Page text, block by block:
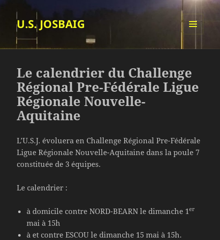
U.S. JOSBAIG
ET
Le calendrier du Challenge
Régional Pre-Fédérale Ligue
Régionale Nouvelle-
Aquitaine
L’U.S.J. évoluera en Challenge Régional Pre-Fédérale
Ligue Régionale Nouvelle-Aquitaine dans la poule 7
constituée de 3 équipes.
Le calendrier :
à domicile contre NORD-BEARN le dimanche 1er
mai à 15h
à et contre ESCOU le dimanche 15 mai à 15h.